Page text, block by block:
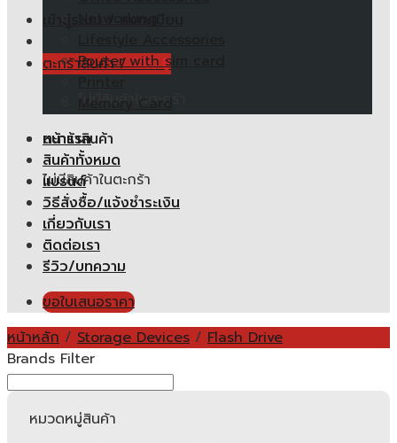
ตะกร้าสินค้า /0.00฿
ไม่มีสินค้าในตะกร้า
ตะกร้าสินค้า
ไม่มีสินค้าในตะกร้า
Router with sim card
Memory Card
หน้าแรก
สินค้าทั้งหมด
แบรนด์
วิธีสั่งซื้อ/แจ้งชำระเงิน
เกี่ยวกับเรา
ติดต่อเรา
รีวิว/บทความ
ขอใบเสนอราคา
หน้าหลัก / Storage Devices / Flash Drive
Brands Filter
หมวดหมู่สินค้า